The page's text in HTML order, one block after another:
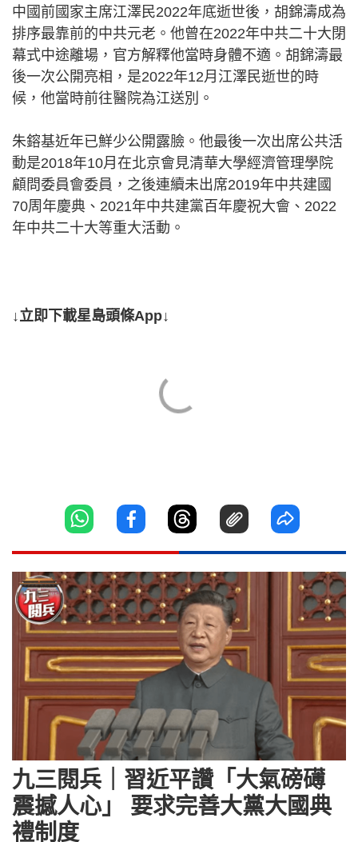
中國前國家主席江澤民2022年底逝世後，胡錦濤成為
排序最靠前的中共元老。他曾在2022年中共二十大閉
幕式中途離場，官方解釋他當時身體不適。胡錦濤最
後一次公開亮相，是2022年12月江澤民逝世的時
候，他當時前往醫院為江送別。
朱鎔基近年已鮮少公開露臉。他最後一次出席公共活
動是2018年10月在北京會見清華大學經濟管理學院
顧問委員會委員，之後連續未出席2019年中共建國
70周年慶典、2021年中共建黨百年慶祝大會、2022
年中共二十大等重大活動。
↓立即下載星島頭條App↓
九三閱兵｜習近平讚「大氣磅礡
震撼人心」 要求完善大黨大國典
禮制度